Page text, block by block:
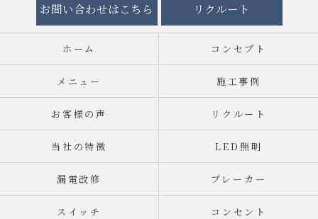
お問い合わせはこちら リクルート
ホーム コンセプト
メニュー 施工事例
お客様の声 リクルート
当社の特徴 LED照明
漏電改修 ブレーカー
スイッチ コンセント